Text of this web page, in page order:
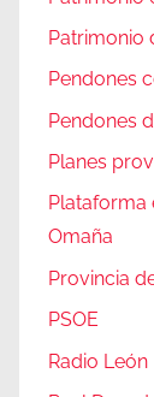
Patrimonio
Pendones
Pendones
Planes
Plataforma
Omaña
Provincia
PSOE
Radio León